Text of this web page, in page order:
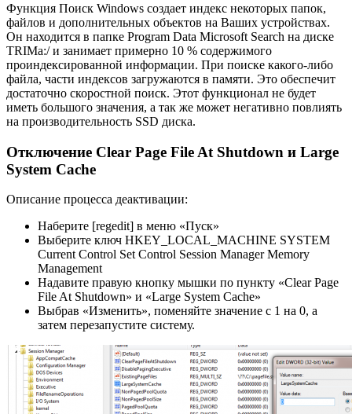
Функция Поиск Windows создает индекс некоторых папок,
файлов и дополнительных объектов на Ваших устройствах.
Он находится в папке Program Data Microsoft Search на диске
TRIMa:/ и занимает примерно 10 % содержимого
проиндексированной информации. При поиске какого-либо
файла, части индексов загружаются в памяти. Это обеспечит
достаточно скоростной поиск. Этот функционал не будет
иметь большого значения, а так же может негативно повлиять
на производительность SSD диска.
Отключение Clear Page File At Shutdown и Large
System Cache
Описание процесса деактивации:
Наберите [regedit] в меню «Пуск»
Выберите ключ HKEY_LOCAL_MACHINE SYSTEM
Current Control Set Control Session Manager Memory
Management
Надавите правую кнопку мышки по пункту «Clear Page
File At Shutdown» и «Large System Cache»
Выбрав «Изменить», поменяйте значение с 1 на 0, а
затем перезапустите систему.